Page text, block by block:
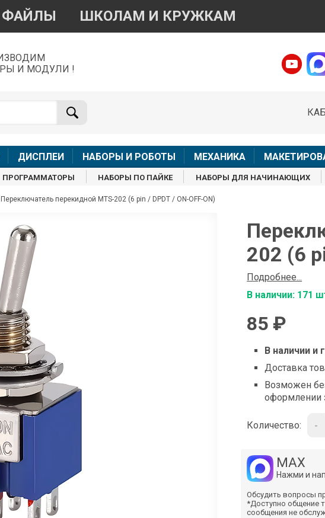
ФАЙЛЫ ШКОЛАМ И КРУЖКАМ
И МОДУЛИ !
ДИСПЛЕИ НАБОРЫ И РОБОТЫ МЕХАНИКА
ПРОГРАММАТОРЫ НАБОРЫ ПО ПАЙКЕ НАБОРЫ ДЛЯ НАЧИНАЮЩИХ
Переключатель перекидной MTS-202 (6 pin / DPDT / ON-OFF-ON)
202 (6
Подробнее...
В наличии: 171
85 ₽
В наличии и
Доставка
Возможен
оформлении
Количество: -
MAX
Нажми и
Обсудить вопросы
*Доступно общение
сообщения не
×
По вопросам приобретения товара
+7 968 454 17 38
звонки и аудио сообщения не обслуживаются
Менеджер
shop@iarduino.ru
Менеджер
8 (499) 500-14-56